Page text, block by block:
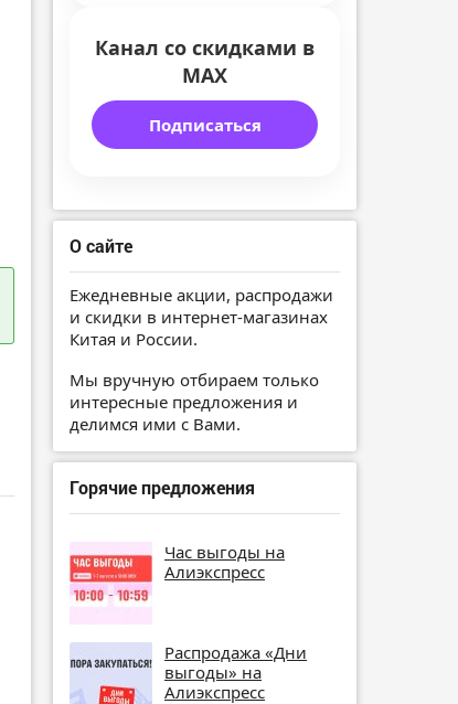
Канал со скидками в
MAX
Подписаться
О сайте
Ежедневные акции, распродажи
и скидки в интернет-магазинах
Китая и России.
Мы вручную отбираем только
интересные предложения и
делимся ими с Вами.
Горячие предложения
Час выгоды на
Алиэкспресс
Распродажа «Дни
выгоды» на
Алиэкспресс